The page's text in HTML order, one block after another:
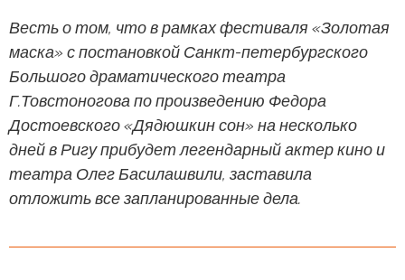
Весть о том, что в рамках фестиваля «Золотая
маска» с постановкой Санкт-петербургского
Большого драматического театра
Г.Товстоногова по произведению Федора
Достоевского «Дядюшкин сон» на несколько
дней в Ригу прибудет легендарный актер кино и
театра Олег Басилашвили, заставила
отложить все запланированные дела.